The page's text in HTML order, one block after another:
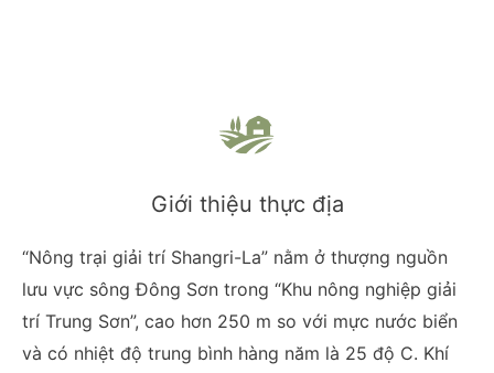
Giới thiệu thực địa
“Nông trại giải trí Shangri-La” nằm ở thượng nguồn
lưu vực sông Đông Sơn trong “Khu nông nghiệp giải
trí Trung Sơn”, cao hơn 250 m so với mực nước biển
và có nhiệt độ trung bình hàng năm là 25 độ C. Khí